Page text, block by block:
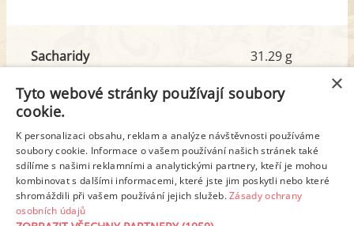
Sacharidy
z toho cukr
31.29 g
17.04 g
Tuk
z toho nas. mastné kyseliny
11.73 g
2.38 g
Detailní rozpis
×
Tyto webové stránky používají soubory
cookie.
K personalizaci obsahu, reklam a analýze návštěvnosti používáme
soubory cookie. Informace o vašem používání našich stránek také
sdílíme s našimi reklamními a analytickými partnery, kteří je mohou
kombinovat s dalšími informacemi, které jste jim poskytli nebo které
shromáždili při vašem používání jejich služeb.Zásady ochrany
osobních údajů